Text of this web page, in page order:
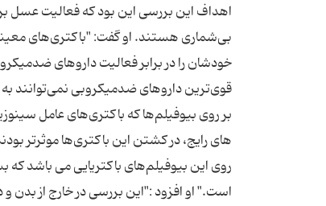
اهداف این بررسی این بود که فعالیت عسل
بی‌شماری هستند. او گفت: "باکتری‌های
خودشان را در برابر فعالیت داروهای
قوی‌ترین داروهای ضدمیکروبی نمی‌توانند به
بر روی بیوفیلم‌‌ها که باکتری‌های عامل
‌های رایج، در کشتن این باکتری‌‌ها موثرتر
روی این بیوفیلم‌های باکتریایی می باشد که
است." او افزود :"این بررسی در خارج از بدن و